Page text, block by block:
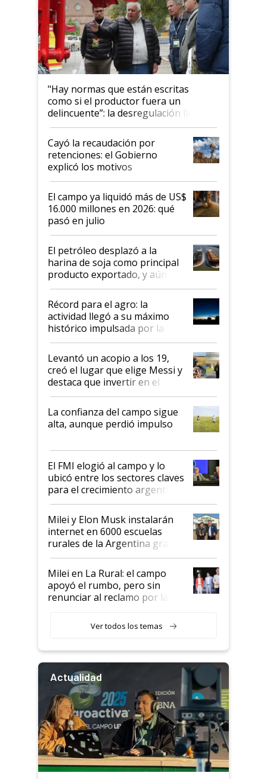
"Hay normas que están escritas
como si el productor fuera un
delincuente”: la desregulación llegó
al Congreso Aapresid y hasta se
habló del financiamiento al IPCVA
Cayó la recaudación por
retenciones: el Gobierno
explicó los motivos
El campo ya liquidó más de US$
16.000 millones en 2026: qué
pasó en julio
El petróleo desplazó a la
harina de soja como principal
producto exportado, y aún así
el agro aportó casi seis de cada
diez dólares y sostuvo el
liderazgo en un semestre
récord
Récord para el agro: la
actividad llegó a su máximo
histórico impulsada por la
cosecha y las exportaciones
Levantó un acopio a los 19,
creó el lugar que elige Messi y
destaca que invertir en el
kirchnerismo era como "darle
plata a un hijo para droga":
Juan Félix Rossetti, el libertario
que de una dura crisis salió
de Milei
La confianza del campo sigue
alta, aunque perdió impulso
El FMI elogió al campo y lo
ubicó entre los sectores claves
para el crecimiento argentino
Milei y Elon Musk instalarán
internet en 6000 escuelas
rurales de la Argentina gracias
a un acuerdo con Starlink
Milei en La Rural: el campo
apoyó el rumbo, pero sin
renunciar al reclamo por las
Ver todos los temas
Actualidad